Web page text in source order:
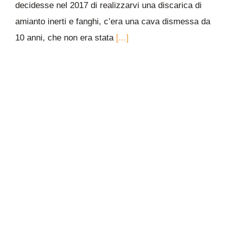
decidesse nel 2017 di realizzarvi una discarica di
amianto inerti e fanghi, c’era una cava dismessa da
10 anni, che non era stata [...]